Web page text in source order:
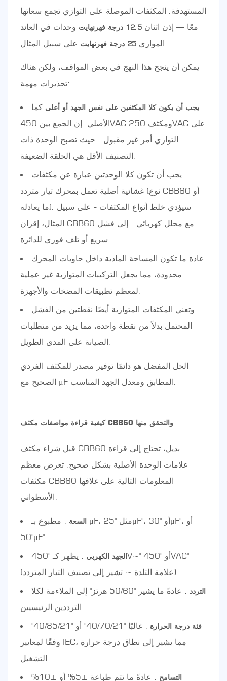
المستهدفة. المكثفات الموصلة على التوازي تجمع سعاتها
معًا — إذن اثنان 12.5 درجة فهرنهايت
وحدات في العائد
الموازي 25 درجة فهرنهايت على سبيل المثال.
يمكن أن ينجح هذا النهج في بعض المواقف، ولكن هناك
تحذيرات مهمة:
يجب أن يكون كلا المكثفين على نفس الجهد أو أعلى كما
الأصلي. إن الجمع بين 450VAC ومكثف 250VAC على
التوازي أمر غير مقبول - حيث تصبح الوحدة ذات
التصنيف الأقل هي الحلقة الضعيفة.
يجب أن تكون كلا الوحدتين عبارة عن مكثفات
غشائية أصلية تعمل بمحرك تيار متردد (نوع CBB60 أو
ما يعادله). سيؤدي خلط أنواع المكثفات - على سبيل
المثال، إقران CBB60 مع محلل كهربائي - إلى فشل
سريع أو تلف فوري للدائرة.
عادة ما تكون المساحة المادية داخل حاويات المحرك
محدودة، مما يجعل التركيبات المتوازية غير عملية
لمعظم تطبيقات المضخات والأجهزة.
وتعني المكثفات المتوازية أيضًا نقطتين من الفشل
المحتمل بدلاً من نقطة واحدة، مما يزيد من متطلبات
الصيانة على المدى الطويل.
الحل المفضل هو دائمًا توفير مصدر للمكثف الفردي
الصحيح مع μF المطابق ومعدل الجهد المناسب.
كيفية قراءة مواصفات مكثف CBB60 والتحقق منها
قبل شراء مكثف CBB60 بديل، تحتاج إلى قراءة
علامات الوحدة الأصلية بشكل صحيح. تعرض معظم
مكثفات CBB60 المعلومات التالية على غلافها
الأسطواني:
السعة : مطبوع بـ μF، مثل "25μF"، أو "30μF"، أو
"50μF"
الجهد الكهربي
: يظهر كـ "450V~" أو "450VAC"
(علامة التلدة ~ تشير إلى تصنيف التيار المتردد)
التردد
: عادةً ما يشير "50/60 هرتز" إلى الملاءمة لكلا
الترددين الرئيسيين
فئة درجة الحرارة
: غالبًا "40/70/21" أو "40/85/21"
وفقًا لمعايير IEC، مما يشير إلى نطاق درجة حرارة
التشغيل
التسامح : عادةً ما تتم طباعة ±5% أو ±10%